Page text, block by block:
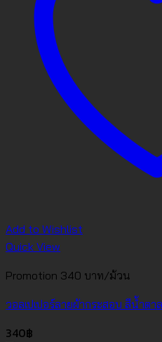
Add to Wishlist
Quick View
Promotion 340 บาท/ม้วน
วอลเปเปอร์ลายผ้ากระสอบ สีน้ำตา
340฿